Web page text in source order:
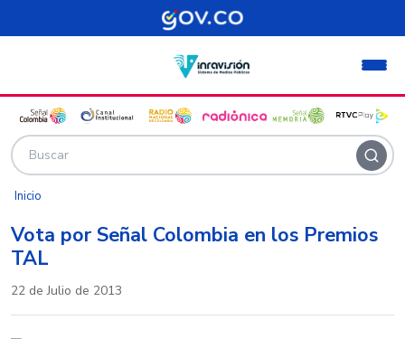
Pasar al contenido principal
Inicio
Vota por Señal Colombia en los Premios
TAL
22 de Julio de 2013